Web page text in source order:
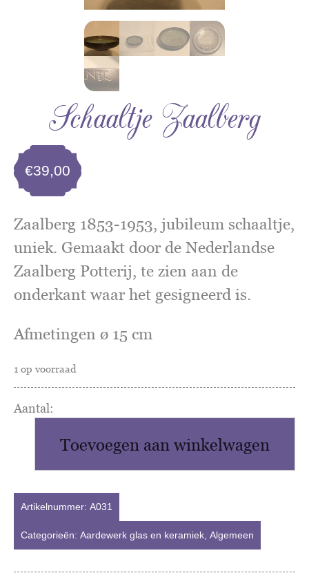
Schaaltje Zaalberg
€39,00
Zaalberg 1853-1953, jubileum schaaltje,
uniek. Gemaakt door de Nederlandse
Zaalberg Potterij, te zien aan de
onderkant waar het gesigneerd is.
Afmetingen ø 15 cm
1 op voorraad
aantal
Toevoegen aan winkelwagen
Artikelnummer: A031
Categorieën: Aardewerk glas en keramiek Algemeen